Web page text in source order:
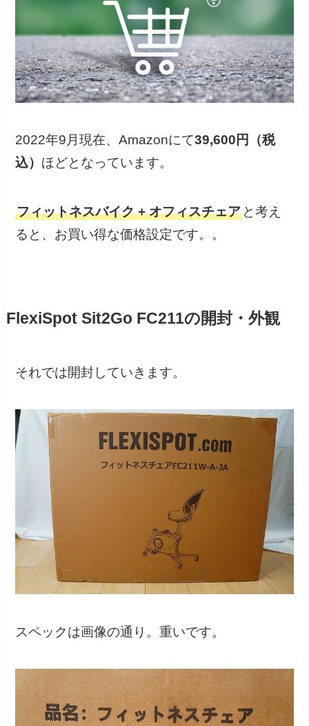
2022年9月現在、Amazonにて39,600円（税
込） ほどとなっています。
フィットネスバイク + オフィスチェア と考え
ると、お買い得な価格設定です。。
FlexiSpot Sit2Go FC211の開封・外観
それでは開封していきます。
スペックは画像の通り。重いです。